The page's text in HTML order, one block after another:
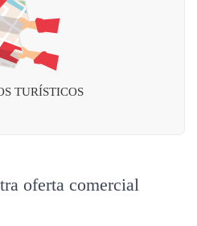
TURÍSTICOS
oferta comercial